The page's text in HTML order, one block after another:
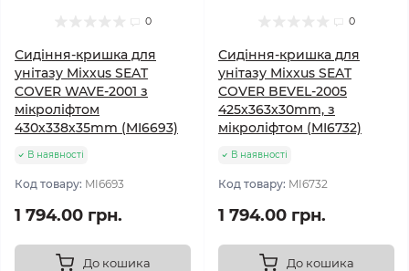
0
Сидіння-кришка для
унітазу Mixxus SEAT
COVER WAVE-2001 з
мікроліфтом
430х338х35mm (MI6693)
В наявності
Код товару: MI6693
1 794.00 грн.
До кошика
0
Сидіння-кришка для
унітазу Mixxus SEAT
COVER BEVEL-2005
425х363х30mm, з
мікроліфтом (MI6732)
В наявності
Код товару: MI6732
1 794.00 грн.
До кошика